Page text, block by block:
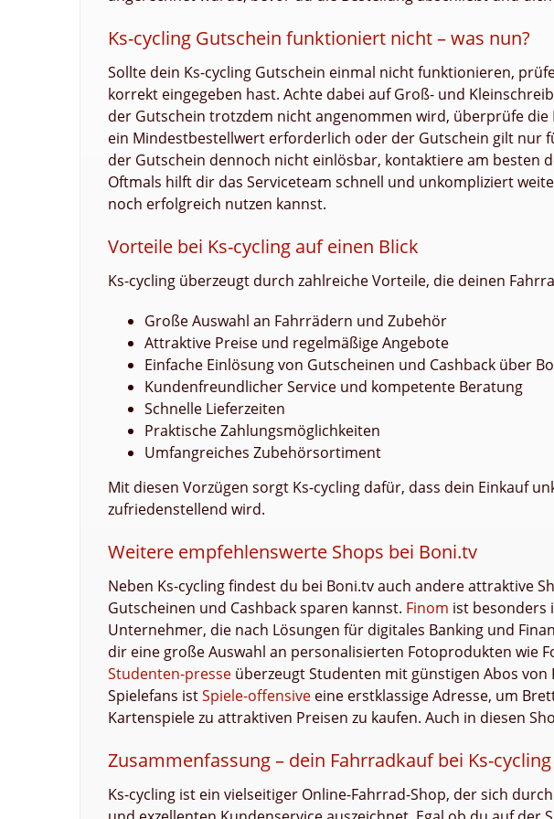
Ks-cycling Gutschein funktioniert nicht – was nun?
Sollte dein Ks-cycling Gutschein einmal nicht funktionieren,
korrekt eingegeben hast. Achte dabei auf Groß- und
der Gutschein trotzdem nicht angenommen wird, überprüfe
ein Mindestbestellwert erforderlich oder der Gutschein gilt nur
der Gutschein dennoch nicht einlösbar, kontaktiere am besten
Oftmals hilft dir das Serviceteam schnell und unkompliziert
noch erfolgreich nutzen kannst.
Vorteile bei Ks-cycling auf einen Blick
Ks-cycling überzeugt durch zahlreiche Vorteile, die deinen
Große Auswahl an Fahrrädern und Zubehör
Attraktive Preise und regelmäßige Angebote
Einfache Einlösung von Gutscheinen und Cashback über
Kundenfreundlicher Service und kompetente Beratung
Schnelle Lieferzeiten
Praktische Zahlungsmöglichkeiten
Umfangreiches Zubehörsortiment
Mit diesen Vorzügen sorgt Ks-cycling dafür, dass dein Einkauf
zufriedenstellend wird.
Weitere empfehlenswerte Shops bei Boni.tv
Neben Ks-cycling findest du bei Boni.tv auch andere attraktive
Gutscheinen und Cashback sparen kannst. Finom ist besonders
Unternehmer, die nach Lösungen für digitales Banking und
dir eine große Auswahl an personalisierten Fotoprodukten wie
Studenten-presse überzeugt Studenten mit günstigen Abos
Spielefans istSpiele-offensive eine erstklassige Adresse, um
Kartenspiele zu attraktiven Preisen zu kaufen. Auch in diesen
Zusammenfassung – dein Fahrradkauf bei Ks-cycling
Ks-cycling ist ein vielseitiger Online-Fahrrad-Shop, der sich